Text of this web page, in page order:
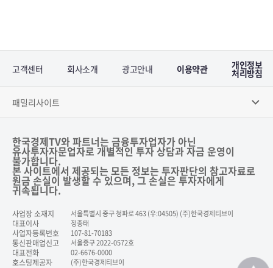
고객센터 회사소개 광고안내 이용약관 개인정보
처리방침
패밀리사이트
한국경제TV와 파트너는 금융투자업자가 아닌
유사투자자문업자로 개별적인 투자 상담과 자금 운영이
불가합니다.
본 사이트에서 제공되는 모든 정보는 투자판단의 참고자료로
원금 손실이 발생할 수 있으며, 그 손실은 투자자에게
귀속됩니다.
사업장 소재지 서울특별시 중구 청파로 463 (우:04505) (주)한국경제티브이
대표이사 정종태
사업자등록번호 107-81-70183
통신판매업신고 서울중구 2022-0572호
대표전화 02-6676-0000
호스팅제공자 (주)한국경제티브이